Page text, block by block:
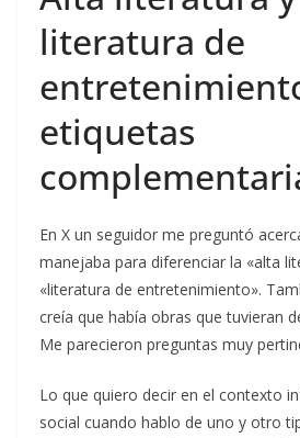
literatura de
etiquetas
En X un seguidor me preguntó
manejaba para diferenciar la «alta
«literatura de entretenimiento».
creía que había obras que tuvieran
Me parecieron preguntas muy
Lo que quiero decir en el contexto
social cuando hablo de uno y otro